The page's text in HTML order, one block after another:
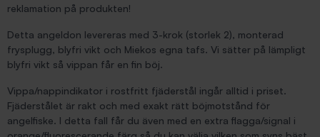
reklamation på produkten!
Detta angeldon levereras med 3-krok (storlek 2), monterad
frysplugg, blyfri vikt och Miekos egna tafs. Vi sätter på lämpligt
blyfri vikt så vippan får en fin böj.
Vippa/nappindikator i rostfritt fjäderstål ingår alltid i priset.
Fjäderstålet är rakt och med exakt rätt böjmotstånd för
angelfiske. I detta fall får du även med en extra flagga/signal i